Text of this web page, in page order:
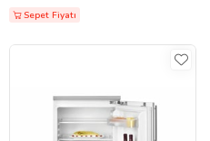
Sepet Fiyatı